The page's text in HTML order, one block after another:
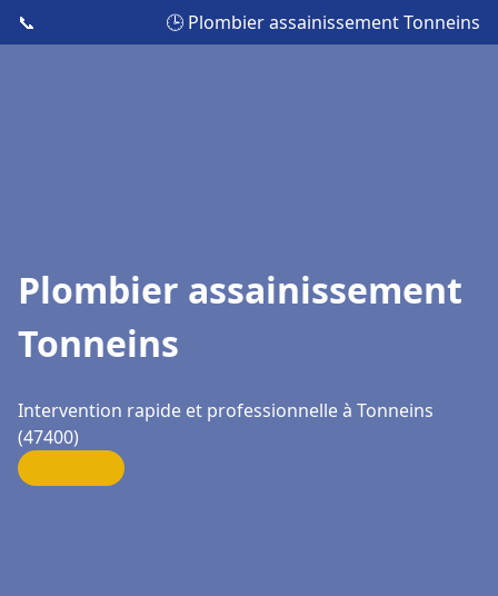
📞 🕒 Plombier assainissement Tonneins
Plombier assainissement
Tonneins
Intervention rapide et professionnelle à Tonneins
(47400)